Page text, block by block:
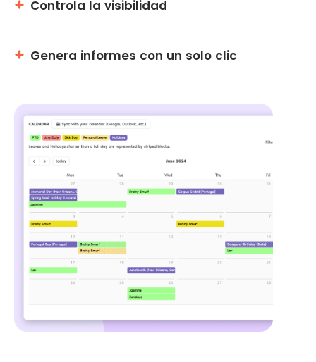
Controla la visibilidad
Genera informes con un solo clic